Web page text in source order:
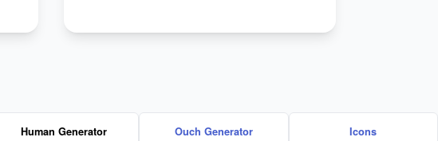
Human Generator Ouch Generator Icons